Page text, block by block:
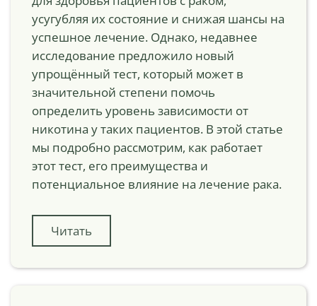
усугубляя их состояние и снижая шансы на
успешное лечение. Однако, недавнее
исследование предложило новый
упрощённый тест, который может в
значительной степени помочь
определить уровень зависимости от
никотина у таких пациентов. В этой статье
мы подробно рассмотрим, как работает
этот тест, его преимущества и
потенциальное влияние на лечение рака.
Читать